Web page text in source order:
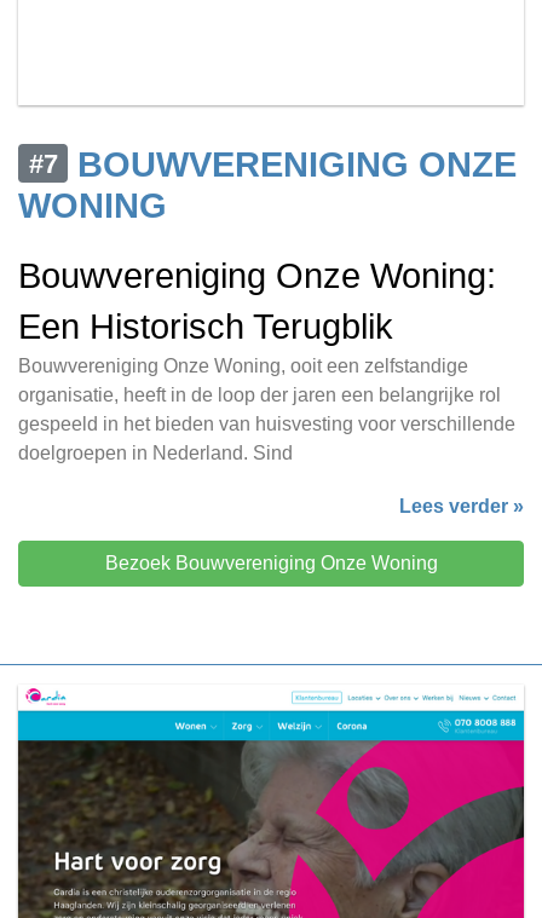
#7
BOUWVERENIGING ONZE
WONING
Bouwvereniging Onze Woning:
Een Historisch Terugblik
Bouwvereniging Onze Woning, ooit een zelfstandige
organisatie, heeft in de loop der jaren een belangrijke rol
gespeeld in het bieden van huisvesting voor verschillende
doelgroepen in Nederland. Sind
Lees verder »
Bezoek Bouwvereniging Onze Woning